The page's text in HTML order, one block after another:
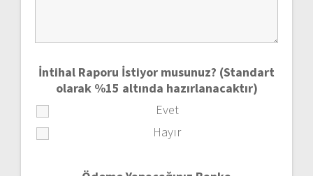
İntihal Raporu İstiyor musunuz? (Standart
olarak %15 altında hazırlanacaktır)
Evet
Hayır